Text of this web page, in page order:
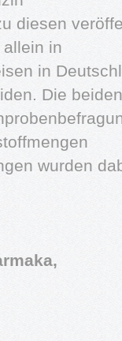
diesen
allein in
in
Die beiden
wurden